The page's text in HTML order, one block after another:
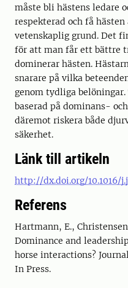
måste bli hästens ledare
respekterad och få
vetenskaplig grund. Det
för att man får ett bättre
dominerar hästen.
snarare på vilka
genom tydliga
baserad på dominans-
däremot riskera både
säkerhet.
Länk till artikeln
http://dx.doi.org/10.1016/
Referens
Hartmann, E.,
Dominance and
horse interactions?
In Press.